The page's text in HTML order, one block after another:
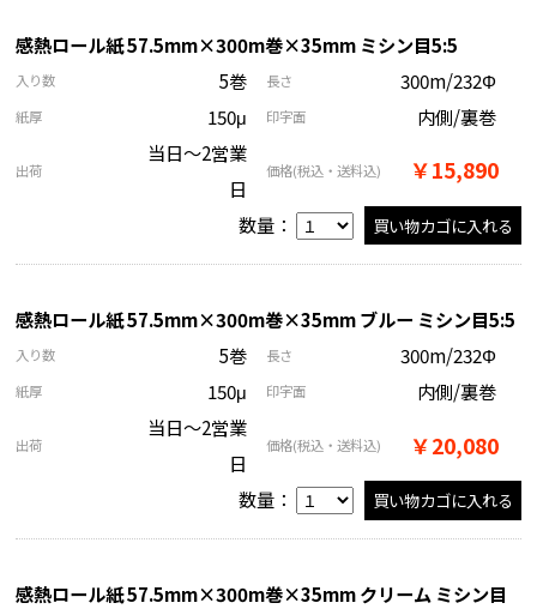
感熱ロール紙 57.5mm×300m巻×35mm ミシン目5:5
入り数 5巻 長さ 300m/232Φ
紙厚 150μ 印字面 内側/裏巻
出荷
当日～2営業
日
価格(税込・送料込) ￥15,890
数量：
感熱ロール紙 57.5mm×300m巻×35mm ブルー ミシン目5:5
入り数 5巻 長さ 300m/232Φ
紙厚 150μ 印字面 内側/裏巻
出荷
当日～2営業
日
価格(税込・送料込) ￥20,080
数量：
感熱ロール紙 57.5mm×300m巻×35mm クリーム ミシン目